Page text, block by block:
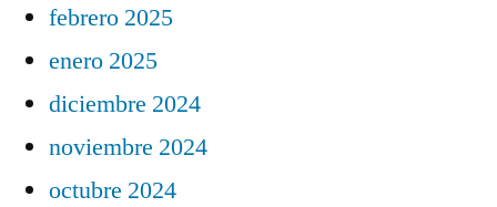
febrero 2025
enero 2025
diciembre 2024
noviembre 2024
octubre 2024